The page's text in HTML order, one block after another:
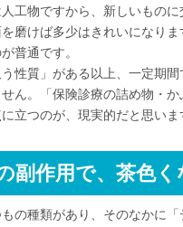
工物ですから、新しいものに
磨けば多少はきれいになりま
普通です。
性質」がある以上、一定期間
ん。「保険診療の詰め物・
立つのが、現実的だと思いま
副作用で、茶色
の種類があり、そのなかに「